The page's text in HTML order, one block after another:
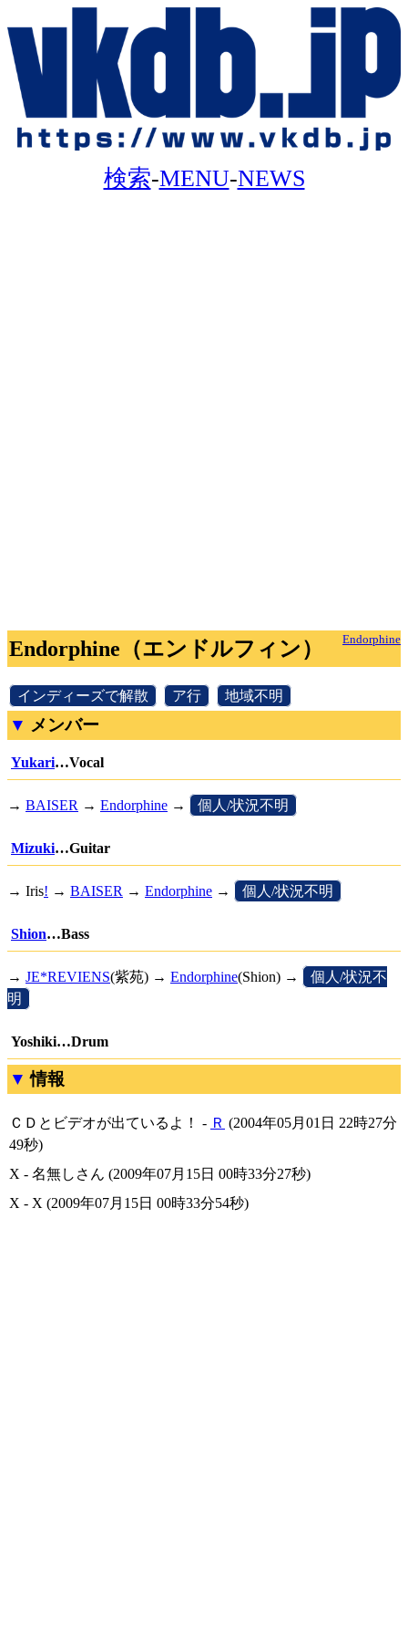
検索-MENU-NEWS
Endorphine
Endorphine（エンドルフィン）
インディーズで解散 ア行 地域不明
メンバー
Yukari…Vocal
→ BAISER → Endorphine → 個人/状況不明
Mizuki…Guitar
→ Iris! → BAISER → Endorphine → 個人/状況不明
Shion…Bass
→ JE*REVIENS(紫苑) → Endorphine(Shion) →
個人/状況不
明
Yoshiki…Drum
情報
ＣＤとビデオが出ているよ！ - Ｒ (2004年05月01日 22時27分
49秒)
X - 名無しさん (2009年07月15日 00時33分27秒)
X - X (2009年07月15日 00時33分54秒)